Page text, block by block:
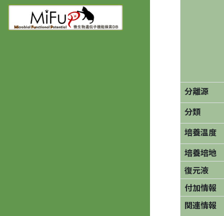
分離源
分類
培養温度
培養培地
復元液
付加情報
関連情報